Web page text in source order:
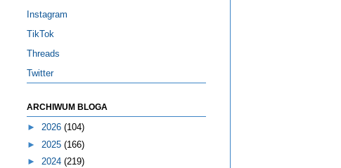
Instagram
TikTok
Threads
Twitter
ARCHIWUM BLOGA
► 2026 (104)
► 2025 (166)
► 2024 (219)